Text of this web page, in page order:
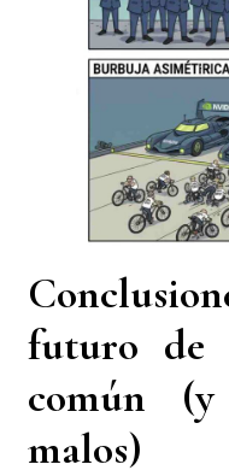
futuro de
común (y
malos)